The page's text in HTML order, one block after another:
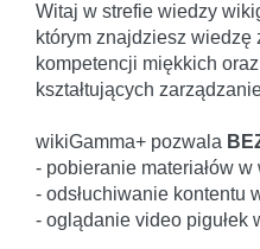
Witaj w strefie wiedzy
którym znajdziesz wiedzę
kompetencji miękkich
kształtujących
wikiGamma+ pozwala
- pobieranie materiałów w
- odsłuchiwanie kontentu
- oglądanie video pigułek